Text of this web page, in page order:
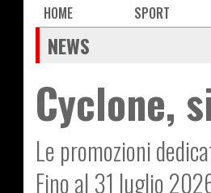
Main
navigation
HOME SPORT
NEWS
Cyclone,
Le promozioni
Fino al 31 luglio